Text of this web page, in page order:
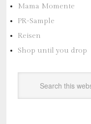
Mama Momente
PR-Sample
Reisen
Shop until you drop